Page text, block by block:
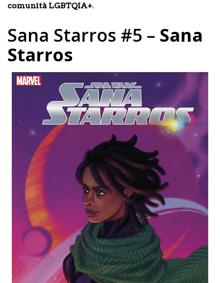
comunità LGBTQIA+.
Sana Starros #5 – Sana
Starros